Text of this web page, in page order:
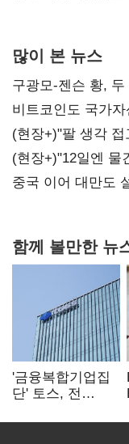
많이 본 뉴스
구광모-젠슨 황,
비트코인도 국가
숙제
(현장+)"팔 생각
20억 키맞추기
(현장+)"12일엔
연 홈플러스
중국 이어 대만도
함께 볼만한 뉴
'금융복합기업집
단' 토스, 전
표준화